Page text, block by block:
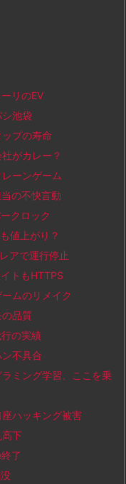
リのEV
池袋
プの寿命
がカレー？
ーンゲーム
の不快言動
クロック
値上がり？
アで運行停止
トもHTTPS
ムのリメイク
品質
の実績
不具合
ミング学習、ここを乗
ハッキング被害
下
了